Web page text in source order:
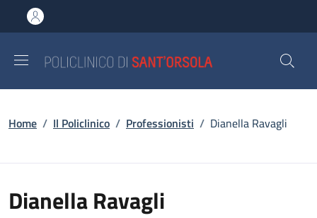
al contenuto principale
to footer content
Briciole di pane
Home / Il Policlinico / Professionisti / Dianella Ravagli
Dianella Ravagli